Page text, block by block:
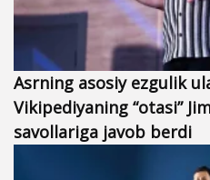
Asrning asosiy ezgulik
Vikipediyaning “otasi”
savollariga javob berdi